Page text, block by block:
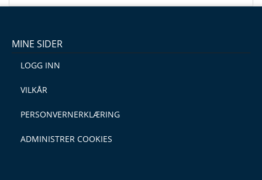
MINE SIDER
LOGG INN
VILKÅR
PERSONVERNERKLÆRING
ADMINISTRER COOKIES